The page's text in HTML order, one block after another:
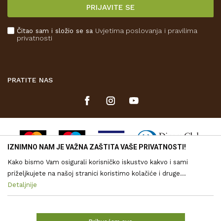
Kako kupiti
PRIJAVITE SE
Čitao sam i složio se sa Uvjetima poslovanja i pravilima
privatnosti
PRATITE NAS
Nastojimo biti što precizniji u opisu proizvoda, vjernom prikazu
slika te samih cijena, ali ne možemo u potpunosti jamčiti točnost
www.drvo-trgovina.hr su dio naše ponude, no to ne znači da su
IZNIMNO NAM JE VAŽNA ZAŠTITA VAŠE PRIVATNOSTI!
Kako bismo Vam osigurali korisničko iskustvo kakvo i sami
priželjkujete na našoj stranici koristimo kolačiće i druge
tehnologije putem kojih se obrađuju Vaši osobni podaci. Voditelj
obrade vaših podataka je Drvona d.o.o. Obrada Vaših osobnih
statističkih i analitičkih izvješća, ali i za prilagođavanje sadržaja
Detaljnije